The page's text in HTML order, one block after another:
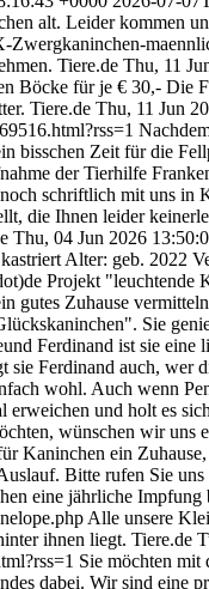
alt. Leider kommen
Tiere.de Thu, 11
Böcke für je € 30,- Die
Tiere.de Thu, 11 Jun
bisschen Zeit für die
der Tierhilfe
schriftlich mit uns
die Ihnen leider
Thu, 04 Jun 2026
Alter: geb. 2022
Projekt "leuchtende
Zuhause
Sie
Ferdinand ist sie
Ferdinand auch, wer
wohl. Auch wenn
und holt es
wünschen wir
ein
Bitte rufen Sie
eine jährliche
Alle unsere
ihnen liegt. Tiere.de
Sie möchten mit
dabei. Wir sind